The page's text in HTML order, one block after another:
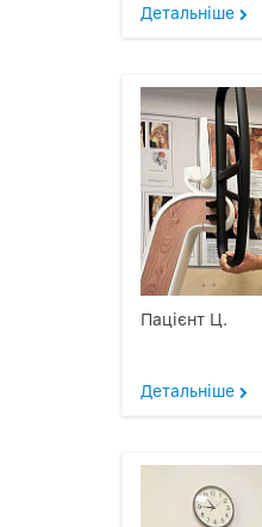
Детальніше
Пацієнт Ц.
Детальніше